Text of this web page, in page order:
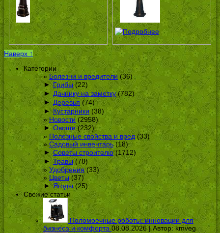
Наверх ↑
Категории
Болезни и вредители (36)
► Грибы(22)
► Дачнику на заметку(782)
► Деревья (74)
► Кустарники (38)
Новости(2958)
► Овощи(232)
Полезные свойства и вред(33)
Садовый инвентарь(18)
► Советы строителю(1712)
► Травы(78)
Удобрения(33)
Цветы(37)
► Ягоды(25)
Свежие статьи
Поломоечные роботы: инновации для
бизнеса и комфорта 08.08.2026 | Автор:kmveg